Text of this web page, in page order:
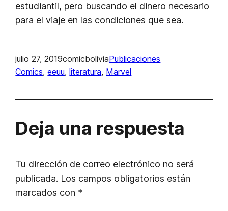
estudiantil, pero buscando el dinero necesario
para el viaje en las condiciones que sea.
julio 27, 2019comicboliviaPublicaciones
Comics, eeuu, literatura, Marvel
Deja una respuesta
Tu dirección de correo electrónico no será
publicada. Los campos obligatorios están
marcados con *